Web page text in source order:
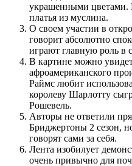
украшенными цветами.
платья из муслина.
О своем участии в
говорит абсолютно
играют главную роль в
В картине можно
афроамериканского
Раймс любит
королеву Шарлотту
Рошевель.
Авторы не ответили
Бриджертоны 2 сезон,
говорят сами за себя.
Лента изобилует
очень привычно для